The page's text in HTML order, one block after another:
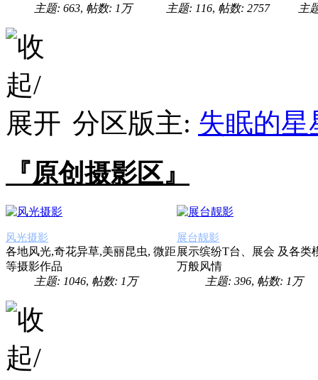
主题: 663, 帖数: 1万
主题: 116, 帖数: 2757
主
分区版主: 失眠的星
『原创摄影区』
风光摄影
各地风光,奇花异草,美丽昆虫, 微距
等摄影作品
主题: 1046, 帖数: 1万
展台靓影
展示缤纷T台、展会 及各类
万般风情
主题: 396, 帖数: 1万